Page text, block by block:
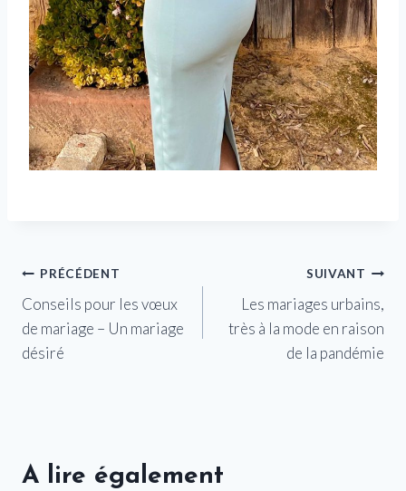
Navigation
de
l’article
PRÉCÉDENT
Conseils pour les vœux
de mariage – Un mariage
désiré
SUIVANT
Les mariages urbains,
très à la mode en raison
de la pandémie
A lire également